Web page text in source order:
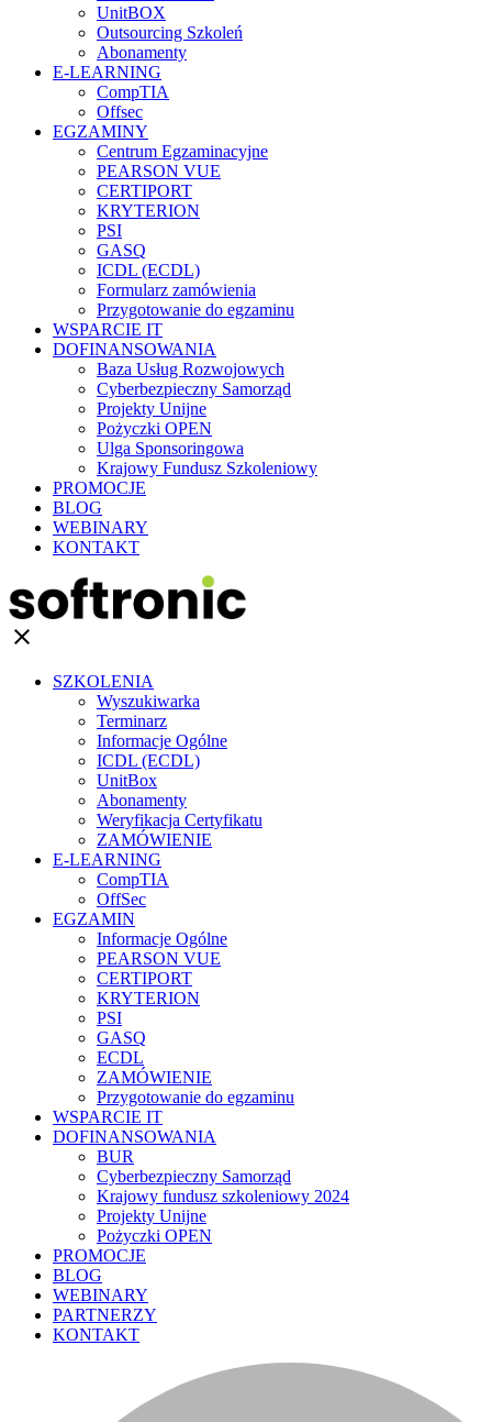
UnitBOX
Outsourcing Szkoleń
Abonamenty
E-LEARNING
CompTIA
Offsec
EGZAMINY
Centrum Egzaminacyjne
PEARSON VUE
CERTIPORT
KRYTERION
PSI
GASQ
ICDL (ECDL)
Formularz zamówienia
Przygotowanie do egzaminu
WSPARCIE IT
DOFINANSOWANIA
Baza Usług Rozwojowych
Cyberbezpieczny Samorząd
Projekty Unijne
Pożyczki OPEN
Ulga Sponsoringowa
Krajowy Fundusz Szkoleniowy
PROMOCJE
BLOG
WEBINARY
KONTAKT
clear
SZKOLENIA
Wyszukiwarka
Terminarz
Informacje Ogólne
ICDL (ECDL)
UnitBox
Abonamenty
Weryfikacja Certyfikatu
ZAMÓWIENIE
E-LEARNING
CompTIA
OffSec
EGZAMIN
Informacje Ogólne
PEARSON VUE
CERTIPORT
KRYTERION
PSI
GASQ
ECDL
ZAMÓWIENIE
Przygotowanie do egzaminu
WSPARCIE IT
DOFINANSOWANIA
BUR
Cyberbezpieczny Samorząd
Krajowy fundusz szkoleniowy 2024
Projekty Unijne
Pożyczki OPEN
PROMOCJE
BLOG
WEBINARY
PARTNERZY
KONTAKT